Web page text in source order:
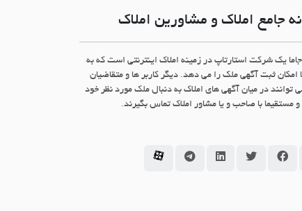
جامع املاک و مشاورین املاک
جاما یک شرکت استارتاپ در زمینه املاک اینترنتی است که به
امکان ثبت آگهی ملک را می دهد. دیگر کاربر ها و متقاضیان
توانند در میان آگهی های املاک به دنبال ملک مورد نظر خود
و مستقیما با صاحب و یا مشاور املاک تماس بگیرند.
جاما در اینستاگرام
سامانه جاما در فیسبوک
سامانه جاما در توئیتر
سامانه جاما در لینکداین
سامانه جاما در تلگرام
سامانه جاما در آپارات